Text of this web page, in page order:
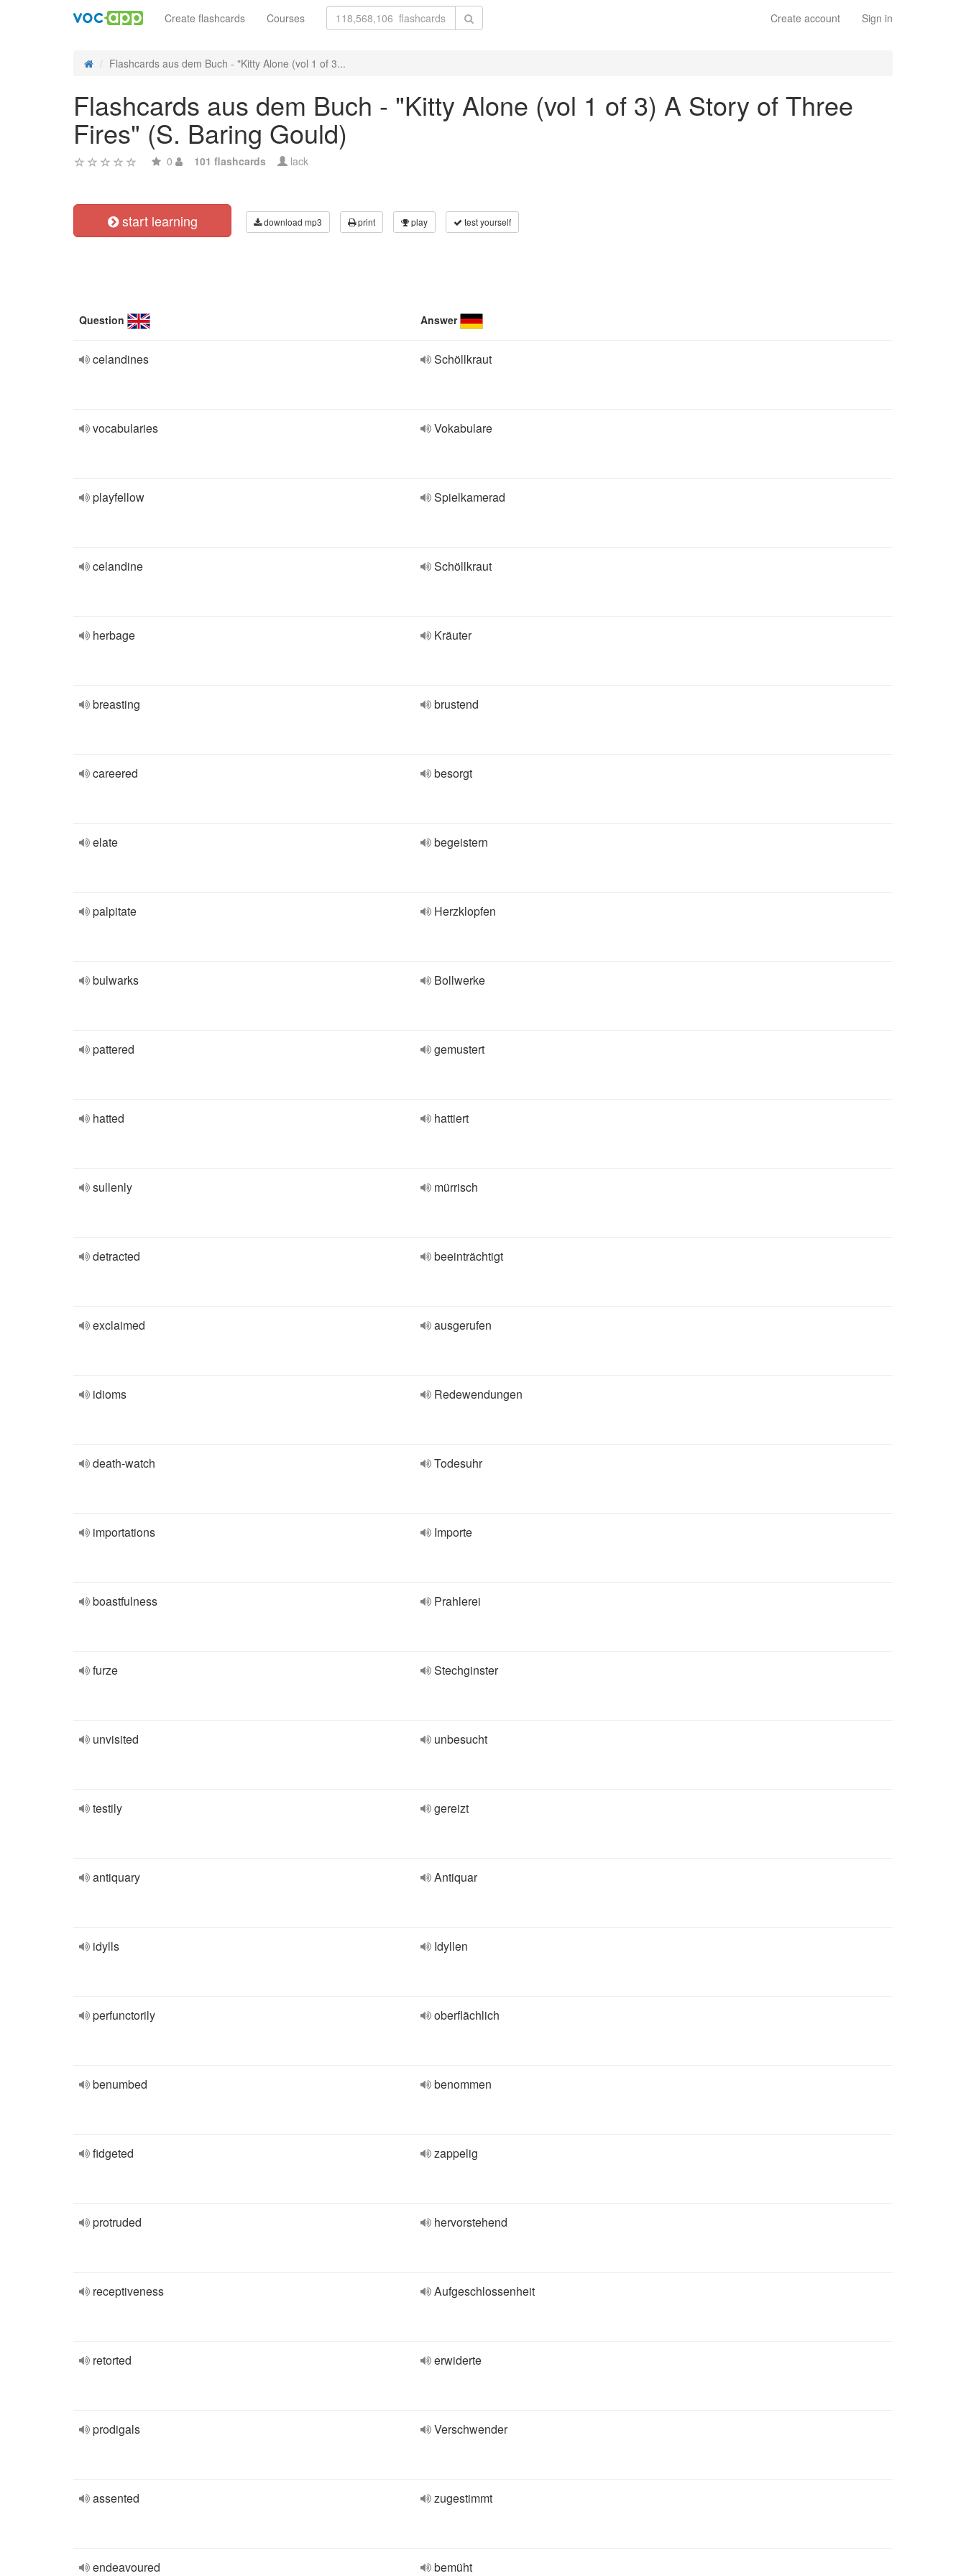
Create account Sign in
Create flashcards Courses
Flashcards aus dem Buch - "Kitty Alone (vol 1 of 3...
Flashcards aus dem Buch - "Kitty Alone (vol 1 of 3) A Story of Three
Fires" (S. Baring Gould)
0 101 flashcards lack
start learning download mp3 print play test yourself
Question Answer
celandines Schöllkraut
vocabularies Vokabulare
playfellow Spielkamerad
celandine Schöllkraut
herbage Kräuter
breasting brustend
careered besorgt
elate begeistern
palpitate Herzklopfen
bulwarks Bollwerke
pattered gemustert
hatted hattiert
sullenly mürrisch
detracted beeinträchtigt
exclaimed ausgerufen
idioms Redewendungen
death-watch Todesuhr
importations Importe
boastfulness Prahlerei
furze Stechginster
unvisited unbesucht
testily gereizt
antiquary Antiquar
idylls Idyllen
perfunctorily oberflächlich
benumbed benommen
fidgeted zappelig
protruded hervorstehend
receptiveness Aufgeschlossenheit
retorted erwiderte
prodigals Verschwender
assented zugestimmt
endeavoured bemüht